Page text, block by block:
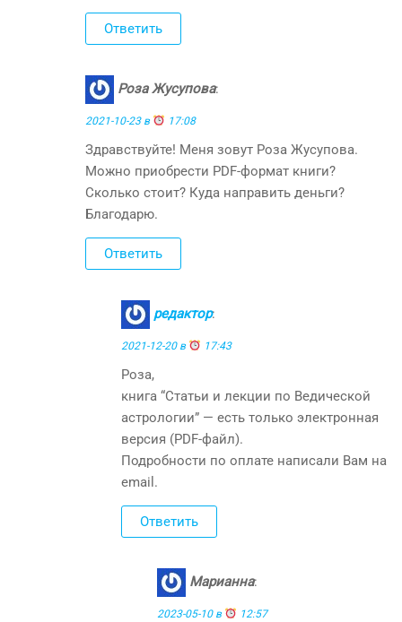
Ответить
Роза Жусупова:
2021-10-23 в 17:08
Здравствуйте! Меня зовут Роза Жусупова.
Можно приобрести PDF-формат книги?
Сколько стоит? Куда направить деньги?
Благодарю.
Ответить
редактор:
2021-12-20 в 17:43
Роза,
книга “Статьи и лекции по Ведической
астрологии” — есть только электронная
версия (PDF-файл).
Подробности по оплате написали Вам на
email.
Ответить
Марианна:
2023-05-10 в 12:57